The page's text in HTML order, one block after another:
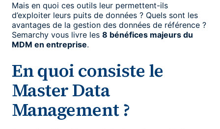
Mais en quoi ces outils leur permettent-ils
d’exploiter leurs puits de données ? Quels sont les
avantages de la gestion des données de référence ?
Semarchy vous livre les 8 bénéfices majeurs du
MDM en entreprise.
En quoi consiste le
Master Data
Management ?